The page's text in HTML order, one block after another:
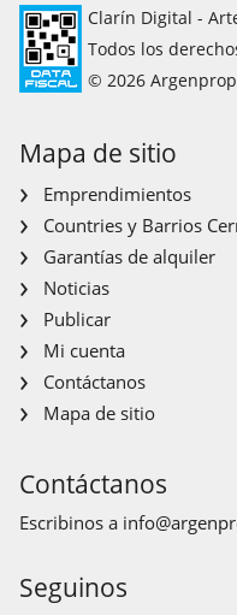
Clarín Digital -
Todos los
© 2026 Argenprop
Mapa de sitio
Emprendimientos
Countries y Barrios
Garantías de alquiler
Noticias
Publicar
Mi cuenta
Contáctanos
Mapa de sitio
Contáctanos
Escribinos a
Seguinos